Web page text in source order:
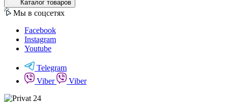
Каталог товаров
Мы в соцсетях
Facebook
Instagram
Youtube
Telegram
Viber
Viber